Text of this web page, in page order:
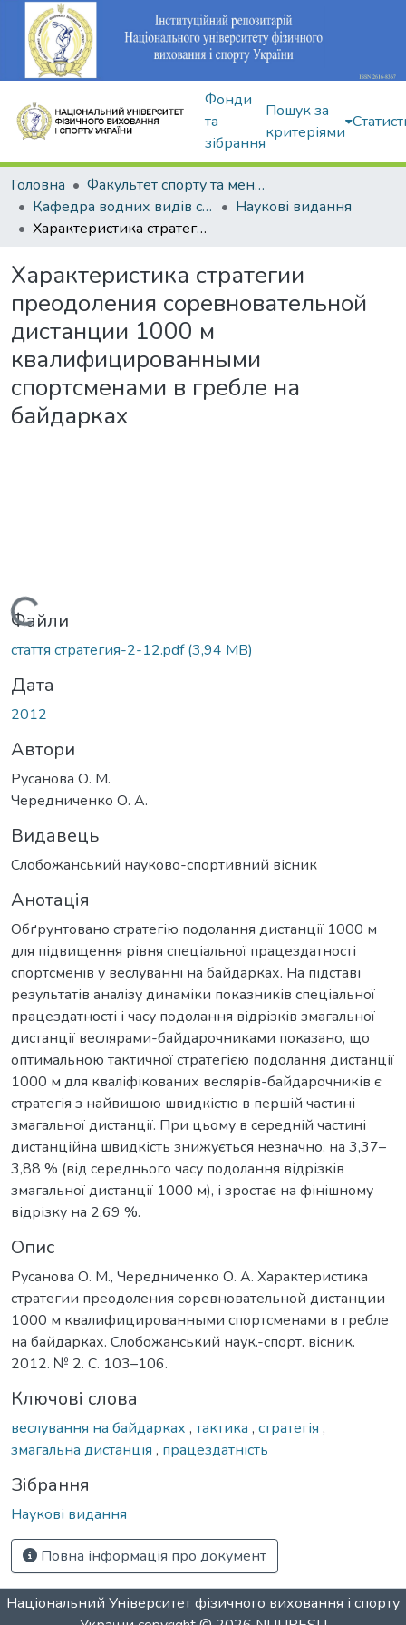
Фонди
та
зібрання
Пошук за
критеріями
Головна
Факультет спорту та менеджменту
Кафедра водних видів спорту
Наукові видання
Характеристика стратегии преодоления соревновательной дистанции 1000 м квалифицированными спортсменами в гребле на байдарках
Характеристика стратегии
преодоления соревновательной
дистанции 1000 м
квалифицированными
спортсменами в гребле на
байдарках
Вантажиться...
Файли
стаття стратегия-2-12.pdf(3,94 MB)
Дата
2012
Автори
Русанова О. М.
Чередниченко О. А.
Видавець
Слобожанський науково-спортивний вісник
Анотація
Обґрунтовано стратегію подолання дистанції 1000 м
для підвищення рівня спеціальної працездатності
спортсменів у веслуванні на байдарках. На підставі
результатів аналізу динаміки показників спеціальної
працездатності і часу подолання відрізків змагальної
дистанції веслярами-байдарочниками показано, що
оптимальною тактичної стратегією подолання дистанції
1000 м для кваліфікованих веслярів-байдарочників є
стратегія з найвищою швидкістю в першій частині
змагальної дистанції. При цьому в середній частині
дистанційна швидкість знижується незначно, на 3,37–
3,88 % (від середнього часу подолання відрізків
змагальної дистанції 1000 м), і зростає на фінішному
відрізку на 2,69 %.
Опис
Русанова О. М., Чередниченко О. А. Характеристика
стратегии преодоления соревновательной дистанции
1000 м квалифицированными спортсменами в гребле
на байдарках. Слобожанський наук.-спорт. вісник.
2012. № 2. С. 103–106.
Ключові слова
веслування на байдарках , тактика , стратегія ,
змагальна дистанція , працездатність
Зібрання
Наукові видання
Повна інформація про документ
Національний Університет фізичного виховання і спорту